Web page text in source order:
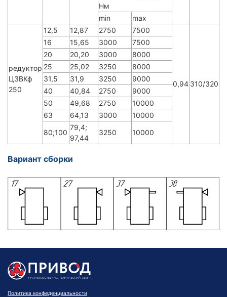
Нм
min mаx
редуктор
Ц3ВКф
250
12,5 12,87 2750 7500
0,94 310/320
16 15,65 3000
7500
20
20,20 3000
8000
25
25,02 3250
8000
31,5
31,9 3250
9000
40
40,84 2750
9000
50
49,68 2750
10000
63
64,13 3000
10000
80;100
79,4;
97,44
3250 10000
Вариант сборки
Политика конфеденциальности